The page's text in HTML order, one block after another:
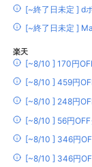
[~終了日未定 ] d
[~終了日未定 ]
楽天
[~8/10 ] 170円
[~8/10 ] 459円
[~8/10 ] 248円
[~8/10 ] 56円OFF
[~8/10 ] 346円
[~8/10 ] 346円